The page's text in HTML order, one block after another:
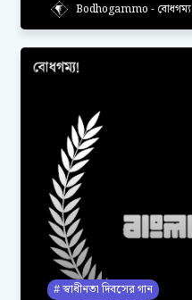
Bodhogammo - বোধগম্য
স্বাধীনতা দিবসের গান